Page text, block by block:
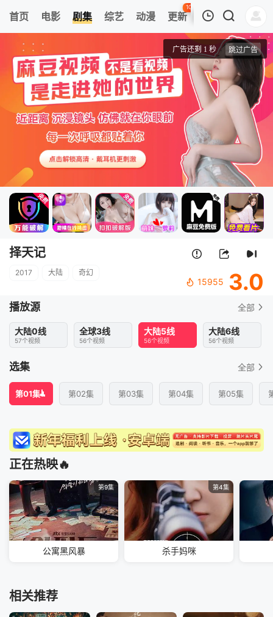
首页 电影 剧集 综艺 动漫 更新
103
热榜 APP
第01集
择天记
清空
择天记
2017 大陆 奇幻
15955 3.0
播放源 全部
大陆0线
57个视频
全球3线
56个视频
大陆5线
56个视频
大陆6线
56个视频
选集 全部
第01集 第02集 第03集 第04集 第05集
正在热映🔥
第9集
公寓黑风暴
第4集
杀手妈咪
相关推荐